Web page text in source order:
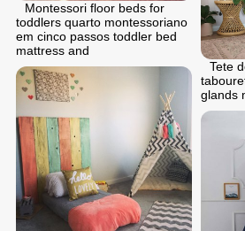
Montessori floor beds for
toddlers quarto montessoriano
em cinco passos toddler bed
mattress and
Tete
glands